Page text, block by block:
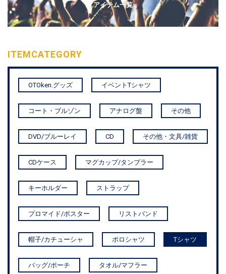
アイテム一覧
ITEMCATEGORY
OTOken.グッズ イベントTシャツ
コート・ブルゾン アナログ盤 その他
DVD/ブルーレイ CD その他・文具/雑貨
CDケース マグカップ/タンブラー
キーホルダー ストラップ
プロマイド/ポスター リストバンド
帽子/カチューシャ ポロシャツ Tシャツ
バッグ/ポーチ タオル/マフラー